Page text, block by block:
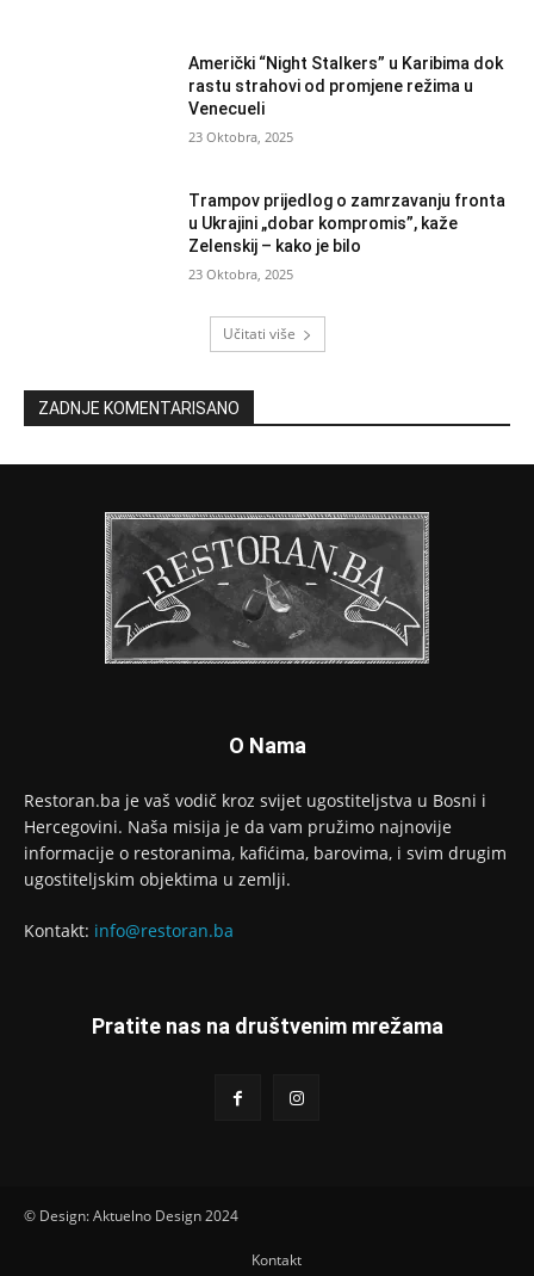
Američki “Night Stalkers” u Karibima dok
rastu strahovi od promjene režima u
Venecueli
23 Oktobra, 2025
Trampov prijedlog o zamrzavanju fronta
u Ukrajini „dobar kompromis”, kaže
Zelenskij – kako je bilo
23 Oktobra, 2025
Učitati više
ZADNJE KOMENTARISANO
O Nama
Restoran.ba je vaš vodič kroz svijet ugostiteljstva u Bosni i
Hercegovini. Naša misija je da vam pružimo najnovije
informacije o restoranima, kafićima, barovima, i svim drugim
ugostiteljskim objektima u zemlji.
Kontakt: info@restoran.ba
Pratite nas na društvenim mrežama
© Design: Aktuelno Design 2024
Kontakt